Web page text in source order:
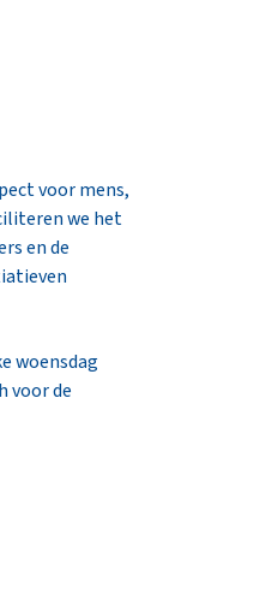
voor mens,
we het
en de
woensdag
voor de